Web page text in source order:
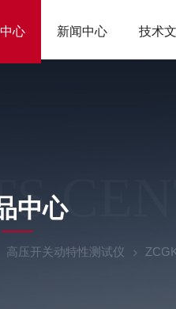
心 新闻中心 技术
中心
高压开关动特性测试仪